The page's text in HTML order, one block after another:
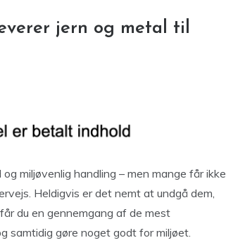
jern og metal til
miljøvenlig handling – men mange får ikke
Heldigvis er det nemt at undgå dem,
du en gennemgang af de mest
samtidig gøre noget godt for miljøet.